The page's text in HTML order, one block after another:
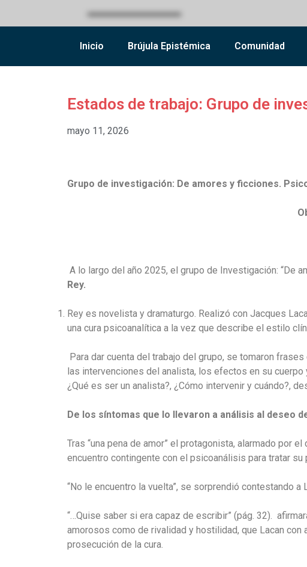
Inicio Brújula Epistémica Comunidad
Estados de trabajo: Grupo de
mayo 11, 2026
Grupo de investigación: De amores y ficciones.
A lo largo del año 2025, el grupo de Investigación: “De
Rey.
Rey es novelista y dramaturgo. Realizó con Jacques
una cura psicoanalítica a la vez que describe el estilo
Para dar cuenta del trabajo del grupo, se tomaron
las intervenciones del analista, los efectos en su
¿Qué es ser un analista?, ¿Cómo intervenir y cuándo?,
De los síntomas que lo llevaron a análisis al deseo
Tras “una pena de amor” el protagonista, alarmado por
encuentro contingente con el psicoanálisis para tratar su
“No le encuentro la vuelta”, se sorprendió contestando
“…Quise saber si era capaz de escribir” (pág. 32).
amorosos como de rivalidad y hostilidad, que Lacan
prosecución de la cura.